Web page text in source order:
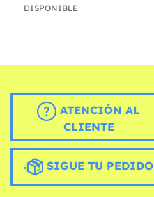
DISPONIBLE
ATENCIÓN AL
CLIENTE
SIGUE TU PEDIDO